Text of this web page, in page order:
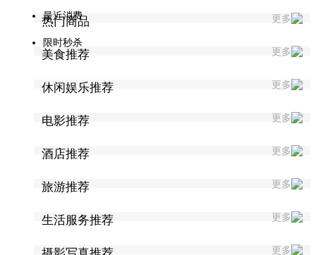
最近消费
限时秒杀
更多
热门商品
更多
美食推荐
更多
休闲娱乐推荐
更多
电影推荐
更多
酒店推荐
更多
旅游推荐
更多
生活服务推荐
更多